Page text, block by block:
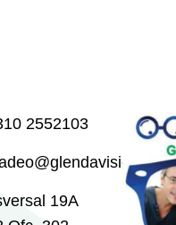
2552103
19A